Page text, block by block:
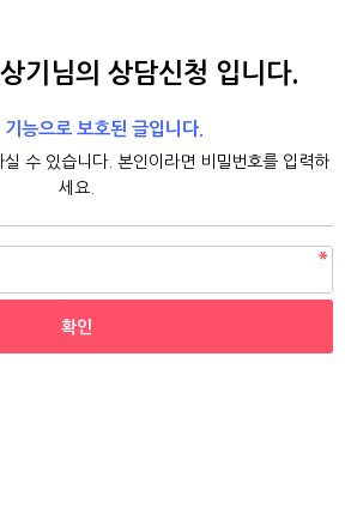
기님의 상담신청 입니다.
기능으로 보호된 글입니다.
수 있습니다. 본인이라면 비밀번호를 입력하
세요.